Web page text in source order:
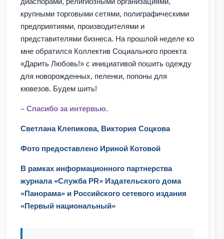
крупными торговыми сетями, полиграфическими
предприятиями, производителями и
представителями бизнеса. На прошлой неделе ко
мне обратился Коллектив Социального проекта
«Дарить Любовь!» с инициативой пошить одежду
для новорожденных, пеленки, попоны для
кювезов. Будем шить!
– Спасибо за интервью.
Светлана Клепикова, Виктория Соцкова
Фото предоставлено Ириной Котовой
В рамках информационного партнерства
журнала «Служба PR» Издательского дома
«Панорама» и Российского сетевого издания
«Первый национальный»